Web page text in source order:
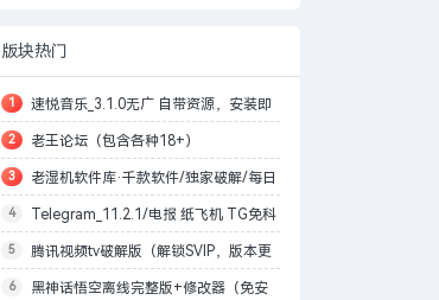
版块热门
1 速悦音乐_3.1.0无广 自带资源，安装即
可
2 老王论坛（包含各种18+）
3 老湿机软件库·千款软件/独家破解/每日
更新
4 Telegram_11.2.1/电报 纸飞机 TG免科
学上网/本地解锁会员/内置模块增强上传下
载速度
5 腾讯视频tv破解版（解锁SVIP，版本更
改为最高99.9.9）
6 黑神话悟空离线完整版+修改器（免安